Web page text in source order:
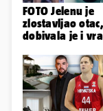
FOTO Jelenu je
zlostavljao otac,
dobivala je i
tukao šakama'